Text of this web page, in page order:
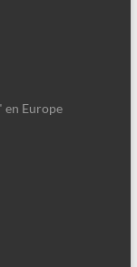
en Europe